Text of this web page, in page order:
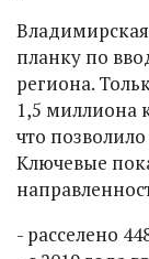
планку по
региона.
1,5 миллиона
что
Ключевые
- расселено